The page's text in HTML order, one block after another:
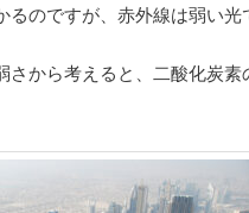
るのですが、赤外線は弱い光
さから考えると、二酸化炭